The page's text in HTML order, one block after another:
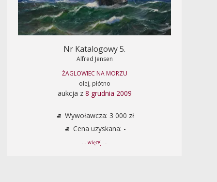
Nr Katalogowy 5.
Alfred Jensen
ŻAGLOWIEC NA MORZU
olej, płótno
aukcja z 8 grudnia 2009
Wywoławcza: 3 000 zł
Cena uzyskana: -
... więcej ...